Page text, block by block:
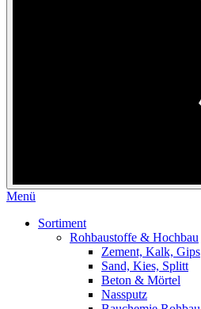
Menü
Sortiment
Rohbaustoffe & Hochbau
Zement, Kalk, Gips
Sand, Kies, Splitt
Beton & Mörtel
Nassputz